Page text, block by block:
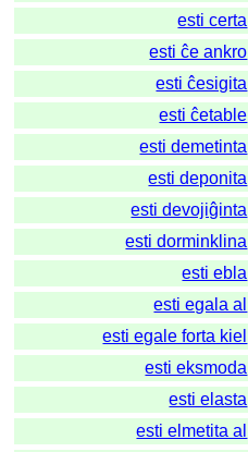
esti certa
esti ĉe ankro
esti ĉesigita
esti ĉetable
esti demetinta
esti deponita
esti devojiĝinta
esti dorminklina
esti ebla
esti egala al
esti egale forta kiel
esti eksmoda
esti elasta
esti elmetita al